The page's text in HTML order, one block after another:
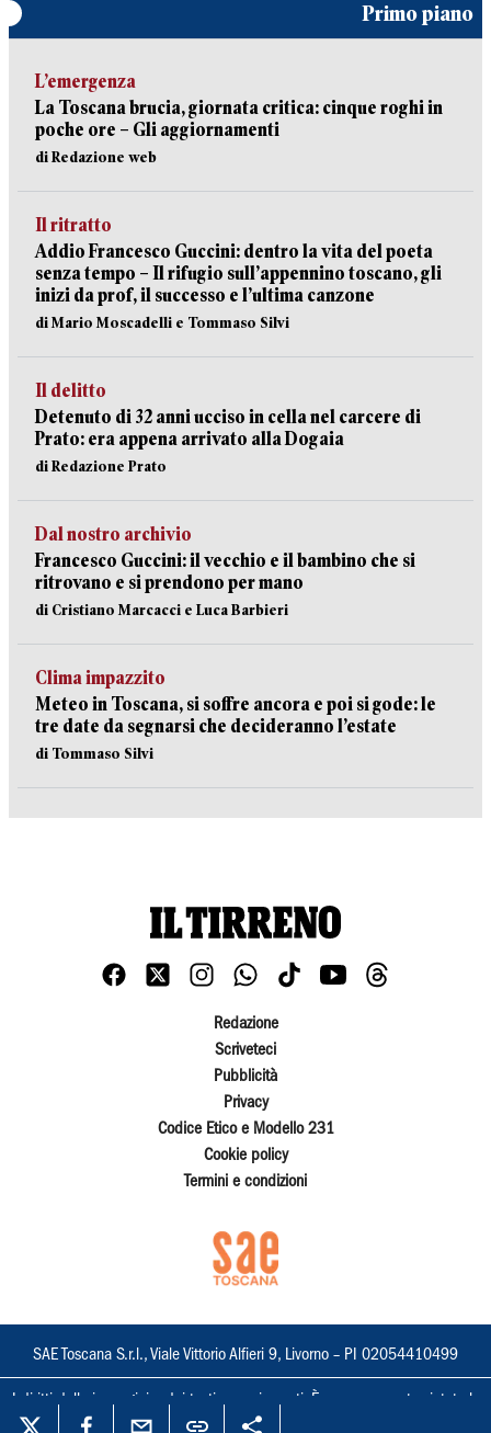
Primo piano
L’emergenza
La Toscana brucia, giornata critica: cinque roghi in
poche ore – Gli aggiornamenti
di Redazione web
Il ritratto
Addio Francesco Guccini: dentro la vita del poeta
senza tempo – Il rifugio sull’appennino toscano, gli
inizi da prof, il successo e l’ultima canzone
di Mario Moscadelli e Tommaso Silvi
Il delitto
Detenuto di 32 anni ucciso in cella nel carcere di
Prato: era appena arrivato alla Dogaia
di Redazione Prato
Dal nostro archivio
Francesco Guccini: il vecchio e il bambino che si
ritrovano e si prendono per mano
di Cristiano Marcacci e Luca Barbieri
Clima impazzito
Meteo in Toscana, si soffre ancora e poi si gode: le
tre date da segnarsi che decideranno l’estate
di Tommaso Silvi
Redazione
Scriveteci
Pubblicità
Privacy
Codice Etico e Modello 231
Cookie policy
Termini e condizioni
SAE Toscana S.r.l., Viale Vittorio Alfieri 9, Livorno – PI 02054410499
I diritti delle immagini e dei testi sono riservati. È espressamente vietata la
loro riproduzione con qualsiasi mezzo e l'adattamento totale o parziale.